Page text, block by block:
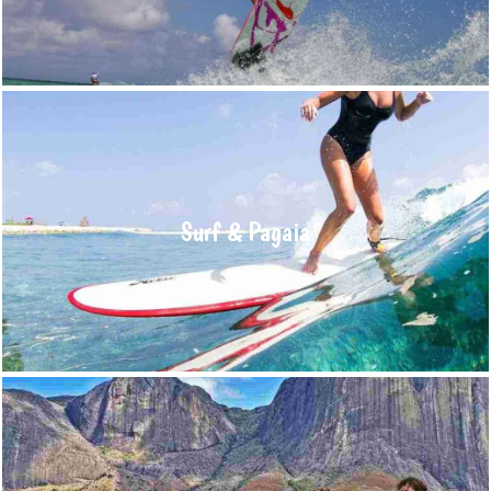
Per saperne di più >
Surf & Pagaia
Le mete ideali per il surf non sono in realtà la stessa di kitesurf
o windsurf. Le ragioni sono clima e la geografia, conoscendo il
vento e il sollievo della condizione fondali moto ondoso.
Per saperne di più >
escursioni
La vastità del territorio del Madagascar con paesaggi diversi è